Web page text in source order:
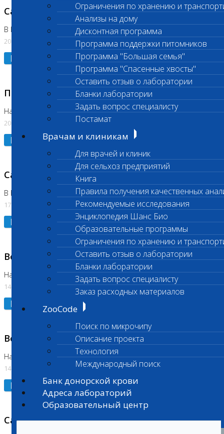
Ограничения по хранению и
Анализы на дому
Дисконтная программа
Программа поддержки питомников
Программа "Большая семья"
Программа "Спасенные хвосты"
Оставить отзыв о лаборатории
Бланки лаборатории
Задать вопрос специалисту
Постамат
Врачам и клиникам
Для врачей и клиник
Для сельхоз предприятий
Книга
Правила получения качественных
Рекомендуемые исследования
Энциклопедия Шанс Био
Образовательные программы
Ограничения по хранению и
Оставить отзыв о лаборатории
Бланки лаборатории
Задать вопрос специалисту
Заказ расходных материалов
ZooCode
Поиск по микрочипу
Описание проекта
Технология
Международный поиск
Банк донорской крови
Адреса лабораторий
Образовательный центр
Санитарный день
В Коломне 20.07.2026
20.07.2026
Подробнее
Приостановлено выполнение исследования
На Нагорной
20.07.2026
Подробнее
Санитарный день
В Бутово
17.07.2026
Подробнее
Возобновлено выполнение исследования
На Нагорной (Код 961, 962)
14.07.2026
Подробнее
Возобновлено выполнение исследования
На Нагорной (Код 157)
14.07.2026
Подробнее
Санитарный день